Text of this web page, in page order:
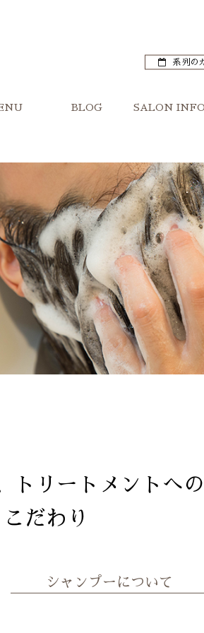
BLOG SALON
系列の
トリートメントへの
こだわり
シャンプーについて